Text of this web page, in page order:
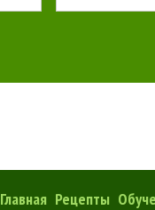
Главная Рецепты